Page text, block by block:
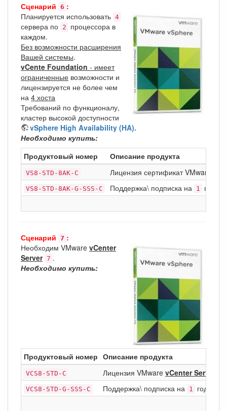
Сценарий 6 :
Планируется использовать 4
сервера по 2
процессора в
каждом.
Без возможности расширения
Вашей системы.
vCente Foundation - имеет
ограниченные возможности и
лицензируется не более чем
на 4 хоста
Требований по функционалу,
кластер высокой доступности
vSphere High Availability (HA).
Необходимо купить:
Продуктовый номер
Описание продукта
VS8-STD-8AK-C Лицензия сертификат VMware
VS8-STD-8AK-G-SSS-C Поддержка\ подписка на 1 год
Сценарий 7 :
Необходим VMware vCenter
Server 7 .
Необходимо купить:
Продуктовый номер Описание продукта
VCS8-STD-C Лицензия VMware vCenter Server
VCS8-STD-G-SSS-C Поддержка\ подписка на 1 год